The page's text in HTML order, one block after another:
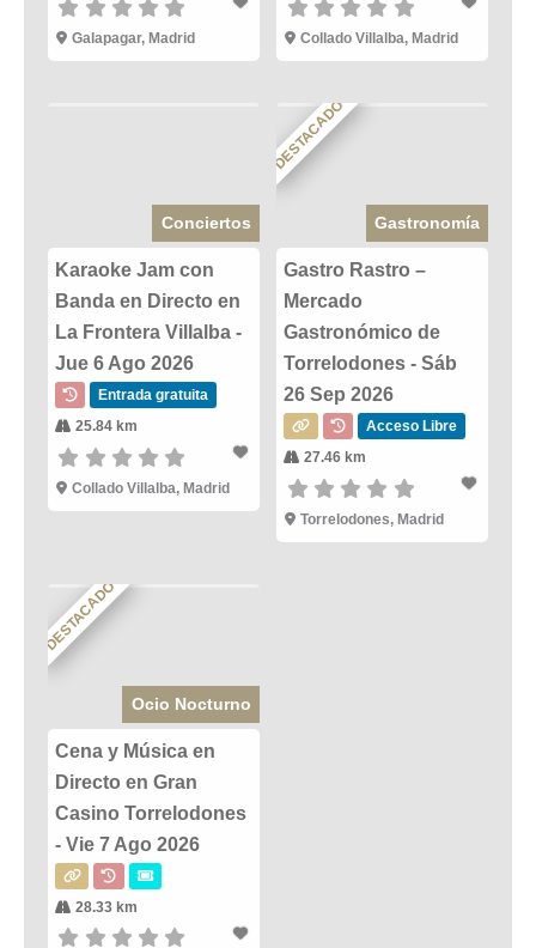
Galapagar, Madrid Collado Villalba, Madrid
Conciertos
Karaoke Jam con
Banda en Directo en
La Frontera Villalba -
Jue 6 Ago 2026
Entrada gratuita
25.84 km
Collado Villalba, Madrid
DESTACADO
Gastronomía
Gastro Rastro –
Mercado
Gastronómico de
Torrelodones - Sáb
26 Sep 2026
Acceso Libre
27.46 km
Torrelodones, Madrid
DESTACADO
Ocio Nocturno
Cena y Música en
Directo en Gran
Casino Torrelodones
- Vie 7 Ago 2026
28.33 km